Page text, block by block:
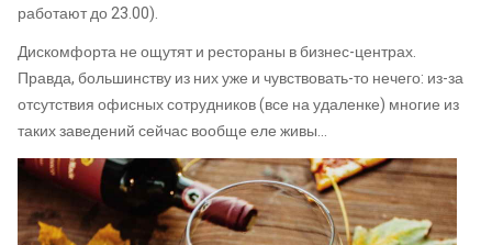
работают до 23.00).
Дискомфорта не ощутят и рестораны в бизнес-центрах.
Правда, большинству из них уже и чувствовать-то нечего: из-за
отсутствия офисных сотрудников (все на удаленке) многие из
таких заведений сейчас вообще еле живы…